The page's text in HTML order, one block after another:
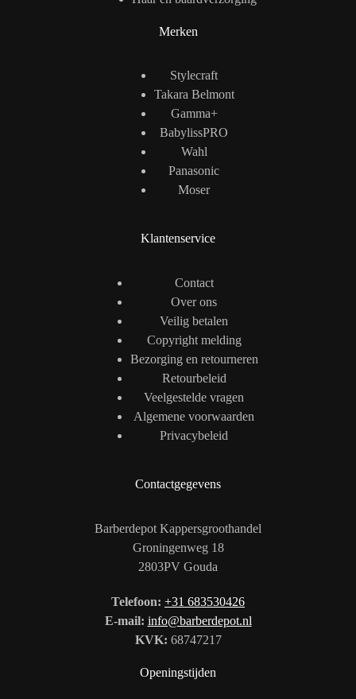
Merken
Stylecraft
Takara Belmont
Gamma+
BabylissPRO
Wahl
Panasonic
Moser
Klantenservice
Contact
Over ons
Veilig betalen
Copyright melding
Bezorging en retourneren
Retourbeleid
Veelgestelde vragen
Algemene voorwaarden
Privacybeleid
Contactgegevens
Barberdepot Kappersgroothandel
Groningenweg 18
2803PV Gouda
Telefoon: +31 683530426
E-mail: info@barberdepot.nl
KVK: 68747217
Openingstijden